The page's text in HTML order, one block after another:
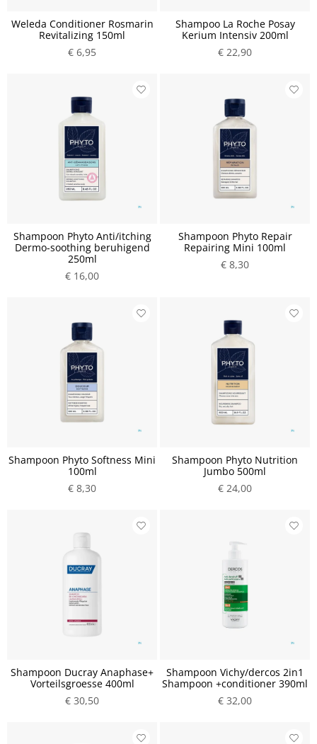
Weleda Conditioner Rosmarin
Revitalizing 150ml
€ 6,95
Shampoo La Roche Posay
Kerium Intensiv 200ml
€ 22,90
Shampoon Phyto Anti/itching
Dermo-soothing beruhigend
250ml
€ 16,00
Shampoon Phyto Repair
Repairing Mini 100ml
€ 8,30
Shampoon Phyto Softness Mini
100ml
€ 8,30
Shampoon Phyto Nutrition
Jumbo 500ml
€ 24,00
Shampoon Ducray Anaphase+
Vorteilsgroesse 400ml
€ 30,50
Shampoon Vichy/dercos 2in1
Shampoon +conditioner 390ml
€ 32,00